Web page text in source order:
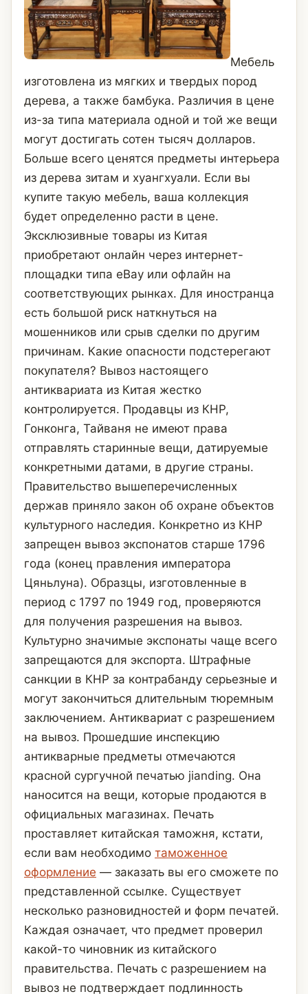
Мебель
изготовлена из мягких и твердых пород
дерева, а также бамбука. Различия в цене
из-за типа материала одной и той же вещи
могут достигать сотен тысяч долларов.
Больше всего ценятся предметы интерьера
из дерева зитам и хуангхуали. Если вы
купите такую мебель, ваша коллекция
будет определенно расти в цене.
Эксклюзивные товары из Китая
приобретают онлайн через интернет-
площадки типа eBay или офлайн на
соответствующих рынках. Для иностранца
есть большой риск наткнуться на
мошенников или срыв сделки по другим
причинам. Какие опасности подстерегают
покупателя? Вывоз настоящего
антиквариата из Китая жестко
контролируется. Продавцы из КНР,
Гонконга, Тайваня не имеют права
отправлять старинные вещи, датируемые
конкретными датами, в другие страны.
Правительство вышеперечисленных
держав приняло закон об охране объектов
культурного наследия. Конкретно из КНР
запрещен вывоз экспонатов старше 1796
года (конец правления императора
Цяньлуна). Образцы, изготовленные в
период с 1797 по 1949 год, проверяются
для получения разрешения на вывоз.
Культурно значимые экспонаты чаще всего
запрещаются для экспорта. Штрафные
санкции в КНР за контрабанду серьезные и
могут закончиться длительным тюремным
заключением. Антиквариат с разрешением
на вывоз. Прошедшие инспекцию
антикварные предметы отмечаются
красной сургучной печатью jianding. Она
наносится на вещи, которые продаются в
официальных магазинах. Печать
проставляет китайская таможня, кстати,
если вам необходимо таможенное
оформление — заказать вы его сможете по
представленной ссылке. Существует
несколько разновидностей и форм печатей.
Каждая означает, что предмет проверил
какой-то чиновник из китайского
правительства. Печать с разрешением на
вывоз не подтверждает подлинность